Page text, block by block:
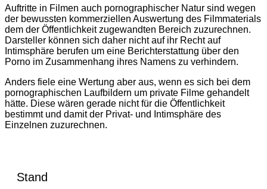
Auftritte in Filmen auch pornographischer Natur sind wegen
der bewussten kommerziellen Auswertung des Filmmaterials
dem der Öffentlichkeit zugewandten Bereich zuzurechnen.
Darsteller können sich daher nicht auf ihr Recht auf
Intimsphäre berufen um eine Berichterstattung über den
Porno im Zusammenhang ihres Namens zu verhindern.
Anders fiele eine Wertung aber aus, wenn es sich bei dem
pornographischen Laufbildern um private Filme gehandelt
hätte. Diese wären gerade nicht für die Öffentlichkeit
bestimmt und damit der Privat- und Intimsphäre des
Einzelnen zuzurechnen.
Stand